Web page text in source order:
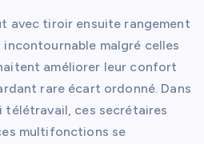
avec tiroir ensuite rangement
malgré celles
améliorer leur confort
rare écart ordonné. Dans
télétravail, ces secrétaires
multifonctions se